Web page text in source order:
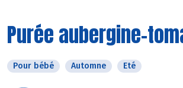
Purée aubergine-
Pour bébé Automne Eté